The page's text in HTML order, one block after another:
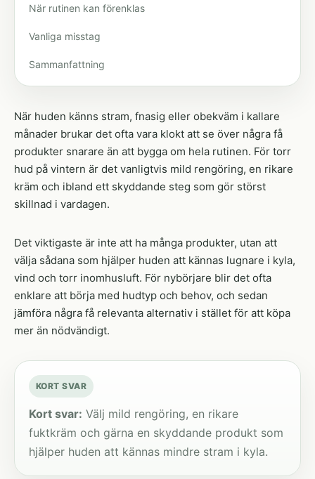
När rutinen kan förenklas
Vanliga misstag
Sammanfattning
När huden känns stram, fnasig eller obekväm i kallare
månader brukar det ofta vara klokt att se över några få
produkter snarare än att bygga om hela rutinen. För torr
hud på vintern är det vanligtvis mild rengöring, en rikare
kräm och ibland ett skyddande steg som gör störst
skillnad i vardagen.
Det viktigaste är inte att ha många produkter, utan att
välja sådana som hjälper huden att kännas lugnare i kyla,
vind och torr inomhusluft. För nybörjare blir det ofta
enklare att börja med hudtyp och behov, och sedan
jämföra några få relevanta alternativ i stället för att köpa
mer än nödvändigt.
KORT SVAR
Kort svar: Välj mild rengöring, en rikare
fuktkräm och gärna en skyddande produkt som
hjälper huden att kännas mindre stram i kyla.